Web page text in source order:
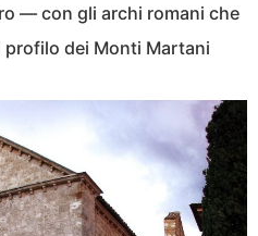
— con gli archi romani che
profilo dei Monti Martani